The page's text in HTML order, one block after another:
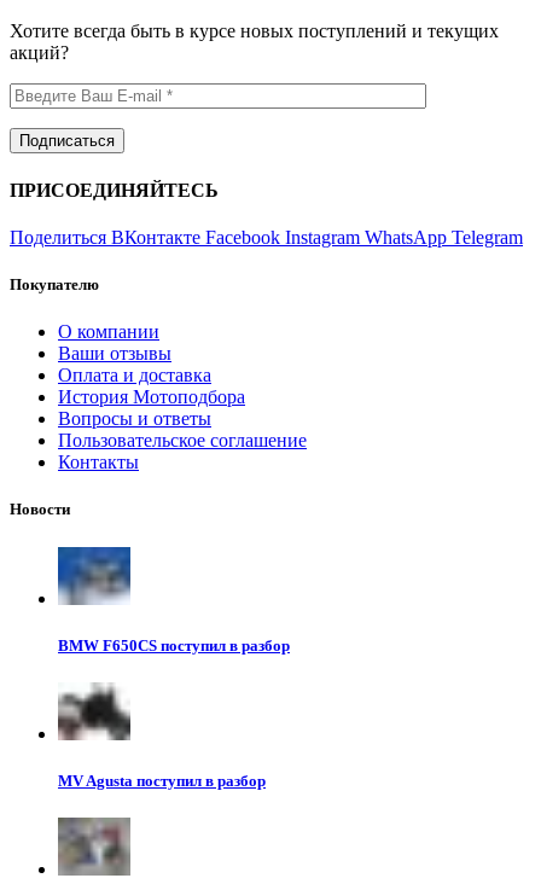
Хотите всегда быть в курсе новых поступлений и текущих
акций?
ПРИСОЕДИНЯЙТЕСЬ
Поделиться ВКонтакте Facebook Instagram WhatsApp Telegram
Покупателю
О компании
Ваши отзывы
Оплата и доставка
История Мотоподбора
Вопросы и ответы
Пользовательское соглашение
Контакты
Новости
BMW F650CS поступил в разбор
MV Agusta поступил в разбор